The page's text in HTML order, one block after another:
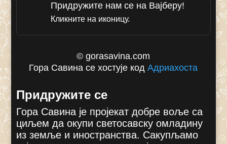
Придружите нам се на Вајберу!
Кликните на иконицу.
© gorasavina.com
Гора Савина се хостује кодАдриахоста
Придружите се
Гора Савина је пројекат добре воље са
циљем да окупи светосавску омладину
из земље и иностранства. Сакупљамо